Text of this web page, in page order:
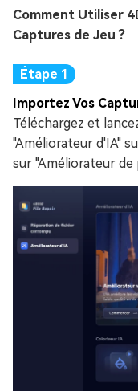
Comment Utiliser
Captures de Jeu ?
Importez Vos
Téléchargez et
"Améliorateur d'IA"
sur "Améliorateur